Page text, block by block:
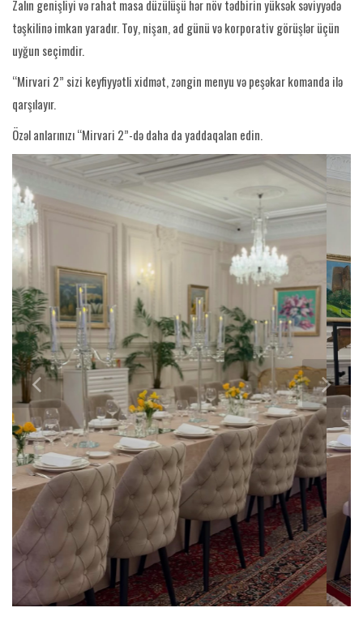
Zalın genişliyi və rahat masa düzülüşü hər növ tədbirin yüksək səviyyədə
təşkilinə imkan yaradır. Toy, nişan, ad günü və korporativ görüşlər üçün
uyğun seçimdir.
“Mirvari 2” sizi keyfiyyətli xidmət, zəngin menyu və peşəkar komanda ilə
qarşılayır.
Özəl anlarınızı “Mirvari 2”-də daha da yaddaqalan edin.